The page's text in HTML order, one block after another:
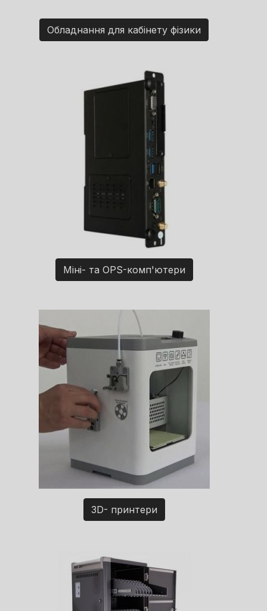
Обладнання для кабінету фізики
Міні- та OPS-комп'ютери
3D- принтери